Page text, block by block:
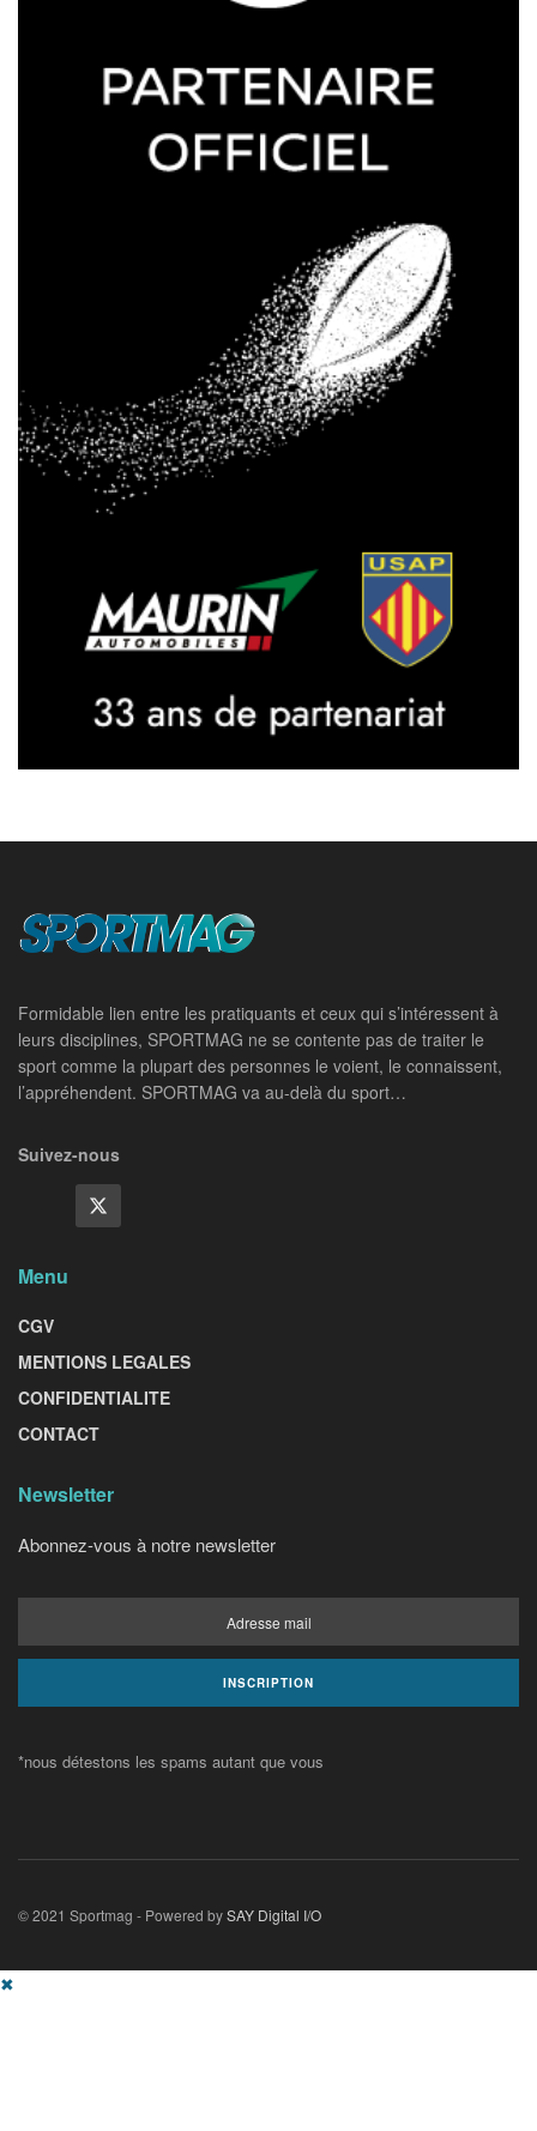
Formidable lien entre les pratiquants et ceux qui s’intéressent à
leurs disciplines, SPORTMAG ne se contente pas de traiter le
sport comme la plupart des personnes le voient, le connaissent,
l’appréhendent. SPORTMAG va au-delà du sport…
Suivez-nous
Menu
CGV
MENTIONS LEGALES
CONFIDENTIALITE
CONTACT
Newsletter
Abonnez-vous à notre newsletter
*nous détestons les spams autant que vous
© 2021 Sportmag - Powered bySAY Digital I/O
✖